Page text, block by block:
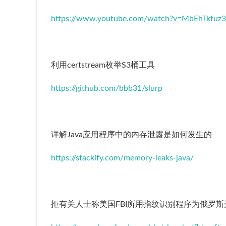
https://www.youtube.com/
利用certstream枚举S3桶工具
https://github.com/bbb31/slurp
详解Java应用程序中的内存泄露是如何发生的
https://stackify.com/memory-leaks-java/
拒有关人士称美国FBI所用指纹识别程序为俄罗